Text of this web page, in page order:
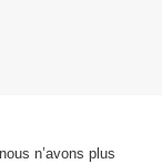
n’avons plus